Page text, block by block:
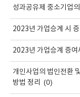
성과공유제 중소기업
2023년 가업승계 시
2023년 가업승계 증여
개인사업의 법인전환
방법 정리
(0)